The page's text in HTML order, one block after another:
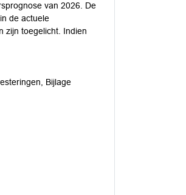
van 2026. De
de actuele
zijn toegelicht. Indien
Bijlage